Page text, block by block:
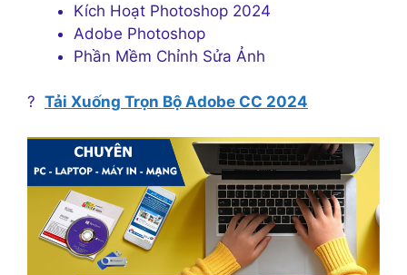
Kích Hoạt Photoshop 2024
Adobe Photoshop
Phần Mềm Chỉnh Sửa Ảnh
? Tải Xuống Trọn Bộ Adobe CC 2024